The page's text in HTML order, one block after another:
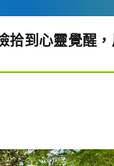
到心靈覺醒，